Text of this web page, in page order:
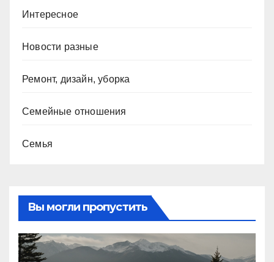
Интересное
Новости разные
Ремонт, дизайн, уборка
Семейные отношения
Семья
Вы могли пропустить